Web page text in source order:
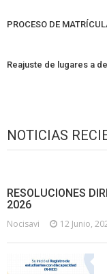
PROCESO DE
Reajuste de lugares a
NOTICIAS
RESOLUCIONES
2026
Nocisavi 12 Junio,